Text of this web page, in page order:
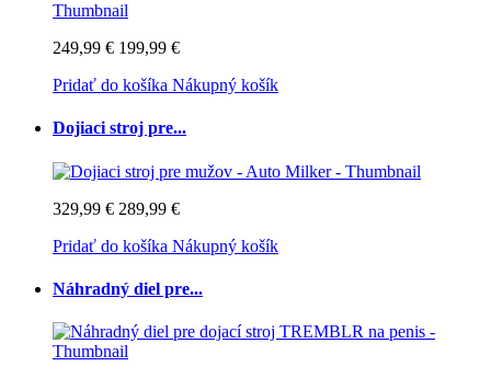
249,99 € 199,99 €
Pridať do košíka Nákupný košík
Dojiaci stroj pre...
329,99 € 289,99 €
Pridať do košíka Nákupný košík
Náhradný diel pre...